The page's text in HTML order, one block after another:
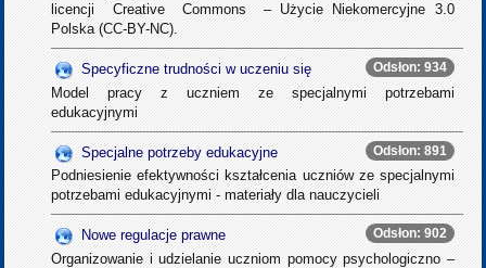
licencji Creative Commons – Użycie Niekomercyjne 3.0
Polska (CC-BY-NC).
Odsłon: 934
Specyficzne trudności w uczeniu się
Model pracy z uczniem ze specjalnymi potrzebami
edukacyjnymi
Odsłon: 891
Specjalne potrzeby edukacyjne
Podniesienie efektywności kształcenia uczniów ze specjalnymi
potrzebami edukacyjnymi - materiały dla nauczycieli
Odsłon: 902
Nowe regulacje prawne
Organizowanie i udzielanie uczniom pomocy psychologiczno –